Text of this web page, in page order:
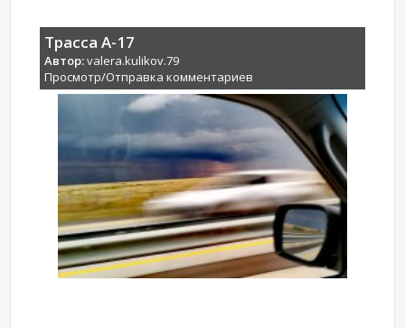
Трасса А-17
Автор:valera.kulikov.79
Просмотр/Отправка комментариев